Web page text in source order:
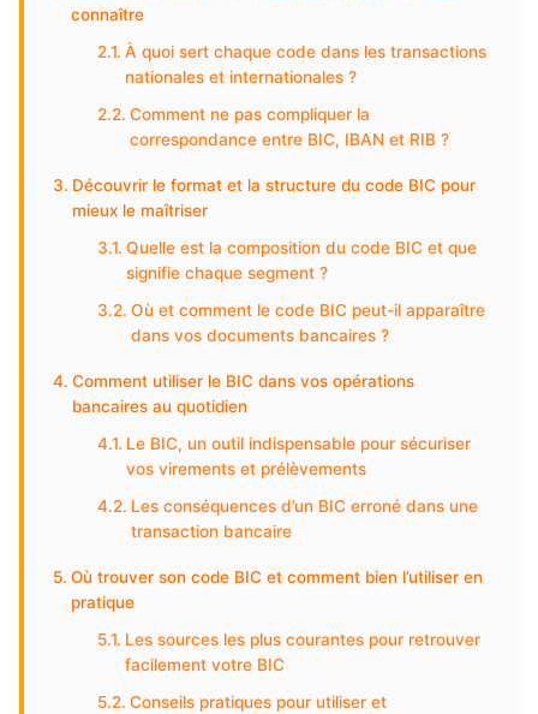
connaître
À quoi sert chaque code dans les transactions
nationales et internationales ?
Comment ne pas compliquer la
correspondance entre BIC, IBAN et RIB ?
Découvrir le format et la structure du code BIC pour
mieux le maîtriser
Quelle est la composition du code BIC et que
signifie chaque segment ?
Où et comment le code BIC peut-il apparaître
dans vos documents bancaires ?
Comment utiliser le BIC dans vos opérations
bancaires au quotidien
Le BIC, un outil indispensable pour sécuriser
vos virements et prélèvements
Les conséquences d’un BIC erroné dans une
transaction bancaire
Où trouver son code BIC et comment bien l’utiliser en
pratique
Les sources les plus courantes pour retrouver
facilement votre BIC
Conseils pratiques pour utiliser et